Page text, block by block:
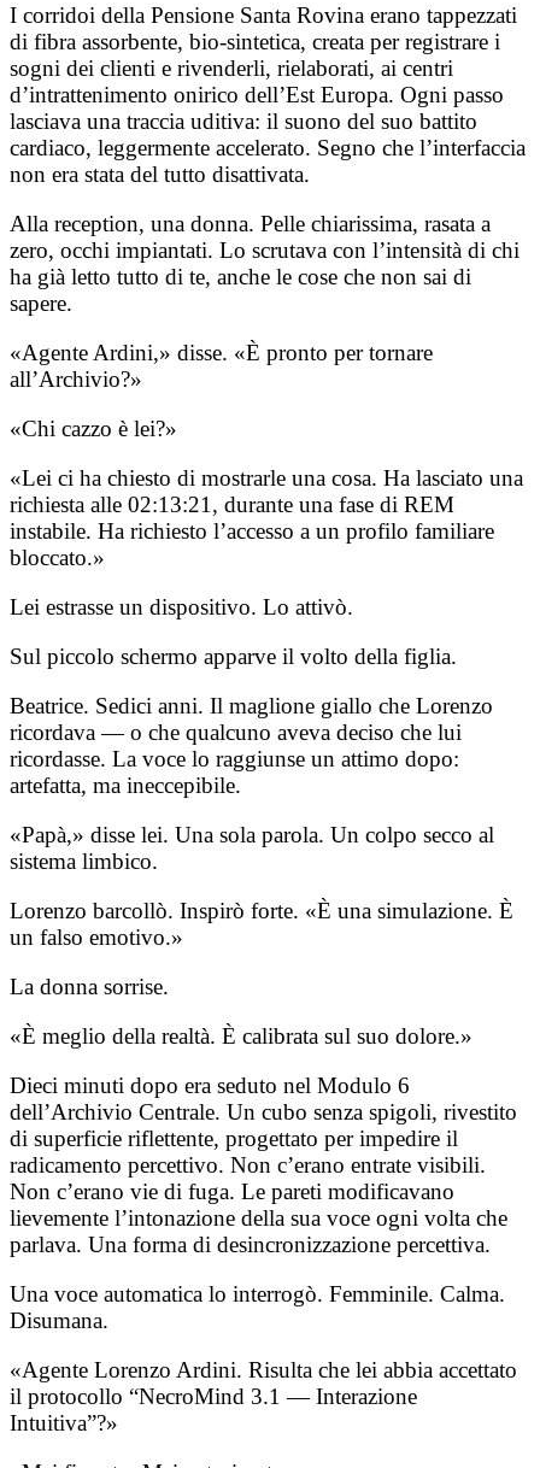
I corridoi della Pensione Santa Rovina erano tappezzati
di fibra assorbente, bio-sintetica, creata per registrare i
sogni dei clienti e rivenderli, rielaborati, ai centri
d’intrattenimento onirico dell’Est Europa. Ogni passo
lasciava una traccia uditiva: il suono del suo battito
cardiaco, leggermente accelerato. Segno che l’interfaccia
non era stata del tutto disattivata.
Alla reception, una donna. Pelle chiarissima, rasata a
zero, occhi impiantati. Lo scrutava con l’intensità di chi
ha già letto tutto di te, anche le cose che non sai di
sapere.
«Agente Ardini,» disse. «È pronto per tornare
all’Archivio?»
«Chi cazzo è lei?»
«Lei ci ha chiesto di mostrarle una cosa. Ha lasciato una
richiesta alle 02:13:21, durante una fase di REM
instabile. Ha richiesto l’accesso a un profilo familiare
bloccato.»
Lei estrasse un dispositivo. Lo attivò.
Sul piccolo schermo apparve il volto della figlia.
Beatrice. Sedici anni. Il maglione giallo che Lorenzo
ricordava — o che qualcuno aveva deciso che lui
ricordasse. La voce lo raggiunse un attimo dopo:
artefatta, ma ineccepibile.
«Papà,» disse lei. Una sola parola. Un colpo secco al
sistema limbico.
Lorenzo barcollò. Inspirò forte. «È una simulazione. È
un falso emotivo.»
La donna sorrise.
«È meglio della realtà. È calibrata sul suo dolore.»
Dieci minuti dopo era seduto nel Modulo 6
dell’Archivio Centrale. Un cubo senza spigoli, rivestito
di superficie riflettente, progettato per impedire il
radicamento percettivo. Non c’erano entrate visibili.
Non c’erano vie di fuga. Le pareti modificavano
lievemente l’intonazione della sua voce ogni volta che
parlava. Una forma di desincronizzazione percettiva.
Una voce automatica lo interrogò. Femminile. Calma.
Disumana.
«Agente Lorenzo Ardini. Risulta che lei abbia accettato
il protocollo “NecroMind 3.1 — Interazione
Intuitiva”?»